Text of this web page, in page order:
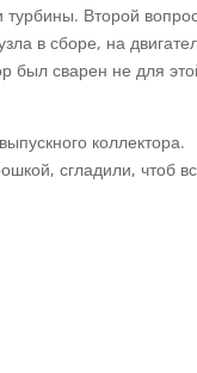
турбины. Второй
в сборе, на
был сварен не для
коллектора.
сгладили, чтоб